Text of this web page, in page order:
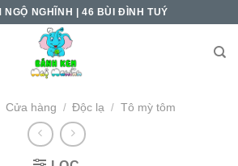
NGỘ NGHĨNH | 46 BÙI ĐÌNH TUÝ
Cửa hàng / Độc lạ / Tô mỳ tôm